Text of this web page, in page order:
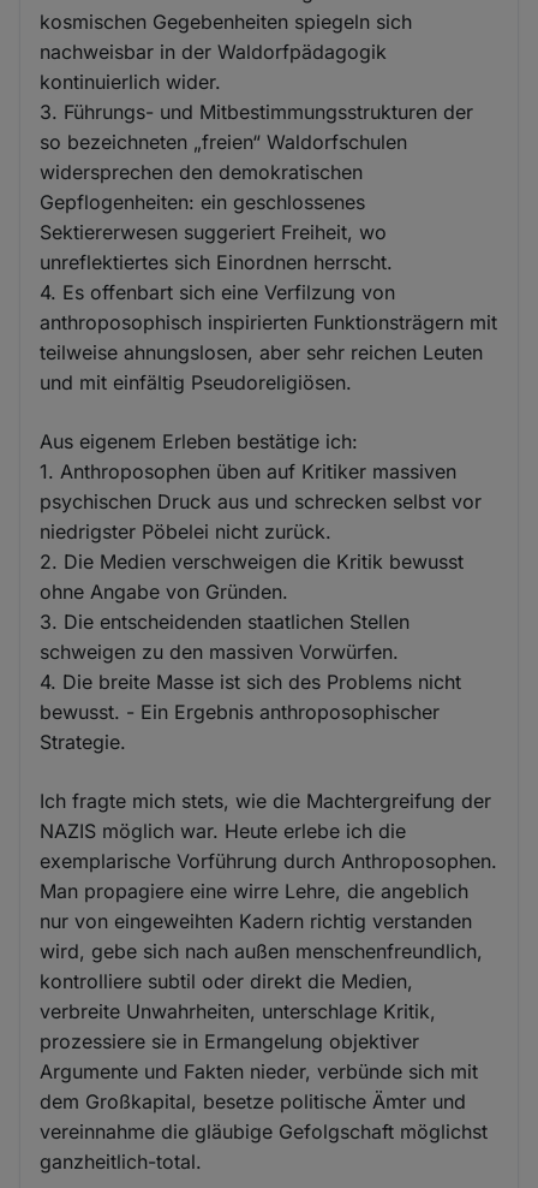
kosmischen Gegebenheiten spiegeln sich
nachweisbar in der Waldorfpädagogik
kontinuierlich wider.
3. Führungs- und Mitbestimmungsstrukturen der
so bezeichneten „freien“ Waldorfschulen
widersprechen den demokratischen
Gepflogenheiten: ein geschlossenes
Sektiererwesen suggeriert Freiheit, wo
unreflektiertes sich Einordnen herrscht.
4. Es offenbart sich eine Verfilzung von
anthroposophisch inspirierten Funktionsträgern mit
teilweise ahnungslosen, aber sehr reichen Leuten
und mit einfältig Pseudoreligiösen.
Aus eigenem Erleben bestätige ich:
1. Anthroposophen üben auf Kritiker massiven
psychischen Druck aus und schrecken selbst vor
niedrigster Pöbelei nicht zurück.
2. Die Medien verschweigen die Kritik bewusst
ohne Angabe von Gründen.
3. Die entscheidenden staatlichen Stellen
schweigen zu den massiven Vorwürfen.
4. Die breite Masse ist sich des Problems nicht
bewusst. - Ein Ergebnis anthroposophischer
Strategie.
Ich fragte mich stets, wie die Machtergreifung der
NAZIS möglich war. Heute erlebe ich die
exemplarische Vorführung durch Anthroposophen.
Man propagiere eine wirre Lehre, die angeblich
nur von eingeweihten Kadern richtig verstanden
wird, gebe sich nach außen menschenfreundlich,
kontrolliere subtil oder direkt die Medien,
verbreite Unwahrheiten, unterschlage Kritik,
prozessiere sie in Ermangelung objektiver
Argumente und Fakten nieder, verbünde sich mit
dem Großkapital, besetze politische Ämter und
vereinnahme die gläubige Gefolgschaft möglichst
ganzheitlich-total.